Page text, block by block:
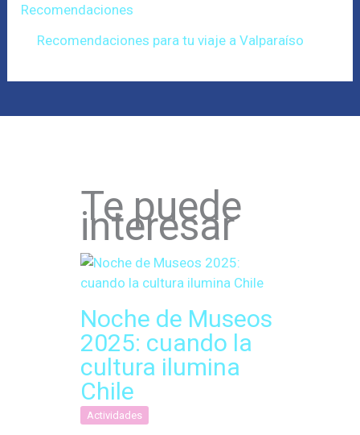
Recomendaciones
Recomendaciones para tu viaje a Valparaíso
Te puede
interesar
Noche de Museos
2025: cuando la
cultura ilumina
Chile
Actividades